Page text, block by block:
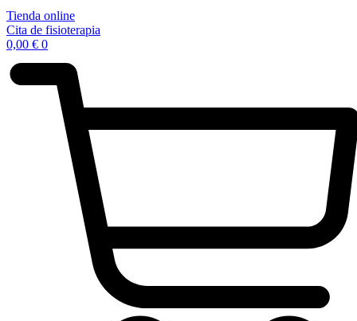
Tienda online
Cita de fisioterapia
0,00 € 0